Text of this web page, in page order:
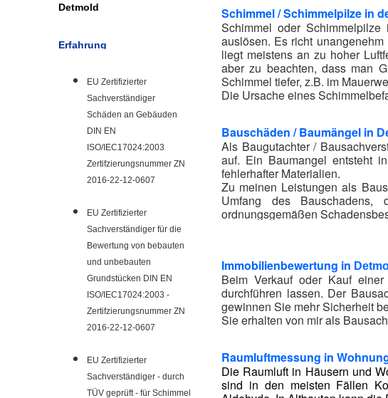
Bauschäden / Baumängel in
Als Baugutachter /
auf. Ein Baumangel entsteht
fehlerhafter Materialien.
Zu meinen Leistungen als
Umfang des Bauschadens,
ordnungsgemäßen
Schimmel / Schimmelpilze in
Schimmel oder
auslösen. Es richt
liegt meistens an zu hoher
aber zu beachten, dass man
Schimmel tiefer, z.B. im
Die Ursache eines
Immobilienbewertung in
Beim Verkauf oder Kauf
durchführen lassen. Der
gewinnen Sie mehr Sicherheit
Sie erhalten von mir als
Raumluftmessung in
Die Raumluft in Häusern und
sind in den meisten Fällen
Detmold
Erfahrung
EU Zertifizierter
Sachverständiger
Schäden an Gebäuden
DIN EN
ISO/IEC17024:2003
Zertifzierungsnummer ZN
2016-22-12-0607
EU Zertifizierter
Sachverständiger für die
Bewertung von bebauten
und unbebauten
Grundstücken DIN EN
ISO/IEC17024:2003 -
Zertifzierungsnummer ZN
2016-22-12-0607
EU Zertifizierter
Sachverständiger - durch
TÜV geprüft - für Schimmel